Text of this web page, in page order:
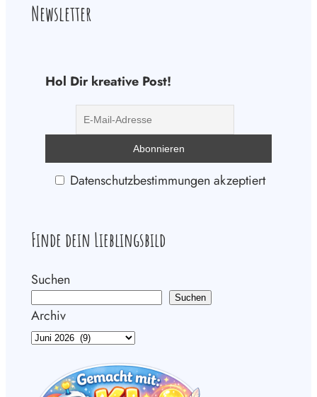
Newsletter
Hol Dir kreative Post!
Datenschutzbestimmungen akzeptiert
Finde dein Lieblingsbild
Suchen
Suchen
Archiv